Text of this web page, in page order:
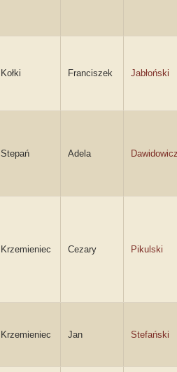
Kołki Franciszek Jabłoński
Stepań Adela
Krzemieniec Cezary Pikulski
Krzemieniec Jan Stefański